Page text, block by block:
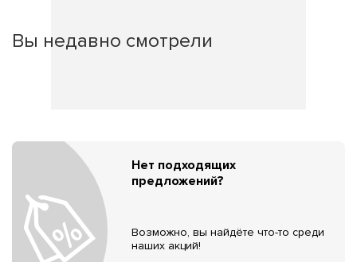
Вы недавно смотрели
Нет подходящих
предложений?
Возможно, вы найдёте что-то среди
наших акций!